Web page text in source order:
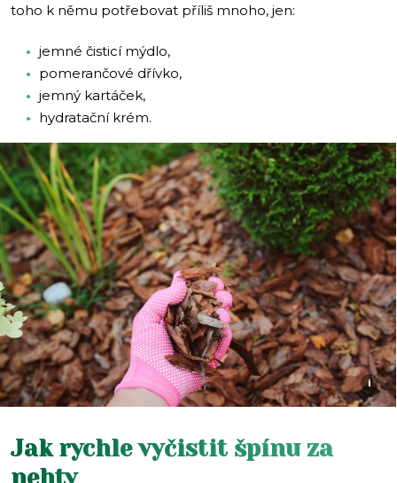
toho k němu potřebovat příliš mnoho, jen:
jemné čisticí mýdlo,
pomerančové dřívko,
jemný kartáček,
hydratační krém.
i
Jak rychle vyčistit špínu za